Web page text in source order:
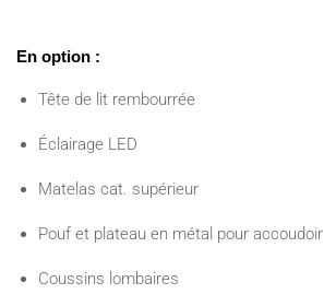
En option :
Tête de lit rembourrée
Éclairage LED
Matelas cat. supérieur
Pouf et plateau en métal pour accoudoir
Coussins lombaires